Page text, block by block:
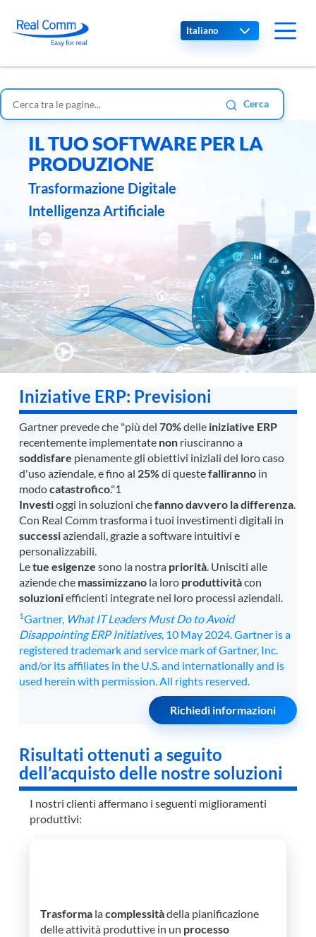
Select your language
Cerca
IL TUO SOFTWARE PER LA
PRODUZIONE
Trasformazione Digitale
Intelligenza Artificiale
Iniziative ERP: Previsioni
Gartner prevede che "più del 70%delle iniziative ERP
recentemente implementate nonriusciranno a
soddisfare pienamente gli obiettivi iniziali del loro caso
d'uso aziendale, e fino al 25%di questefallirannoin
modocatastrofico."1
Investioggi in soluzioni chefanno davvero la differenza.
Con Real Comm trasforma i tuoi investimenti digitali in
successiaziendali, grazie a software intuitivi e
personalizzabili.
Letue esigenze sono la nostra priorità. Unisciti alle
aziende che massimizzanola loro produttivitàcon
soluzioniefficienti integrate nei loro processi aziendali.
1Gartner, What IT Leaders Must Do to Avoid
Disappointing ERP Initiatives, 10 May 2024. Gartner is a
registered trademark and service mark of Gartner, Inc.
and/or its affiliates in the U.S. and internationally and is
used herein with permission. All rights reserved.
Richiedi informazioni
Risultati ottenuti a seguito
dell’acquisto delle nostre soluzioni
I nostri clienti affermano i seguenti miglioramenti
produttivi:
Trasformalacomplessitàdella pianificazione
delle attività produttive in un processo